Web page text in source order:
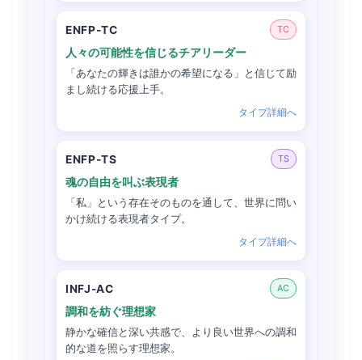
ENFP-TC TC
人々の可能性を信じるチアリーダー
「あなたの輝きは誰かの希望になる」と信じて励
まし続ける応援上手。
タイプ詳細へ
ENFP-TS TS
魂の自由を叫ぶ表現者
「私」という存在そのものを通して、世界に問い
かけ続ける表現者タイプ。
タイプ詳細へ
INFJ-AC AC
調和を紡ぐ理想家
静かな確信と深い共感で、より良い世界への調和
的な道を照らす理想家。